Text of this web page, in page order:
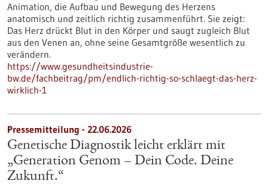
Animation, die Aufbau und Bewegung des Herzens
anatomisch und zeitlich richtig zusammenführt. Sie zeigt:
Das Herz drückt Blut in den Körper und saugt zugleich Blut
aus den Venen an, ohne seine Gesamtgröße wesentlich zu
verändern.
https://www.gesundheitsindustrie-
bw.de/fachbeitrag/pm/endlich-richtig-so-schlaegt-das-herz-
wirklich-1
Pressemitteilung - 22.06.2026
Genetische Diagnostik leicht erklärt mit
„Generation Genom – Dein Code. Deine
Zukunft.“